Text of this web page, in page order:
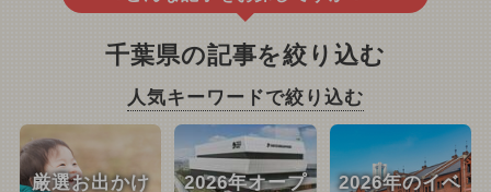
千葉県の記事を絞り込む
人気キーワードで絞り込む
厳選お出かけ 2026年オープ 2026年のイベ